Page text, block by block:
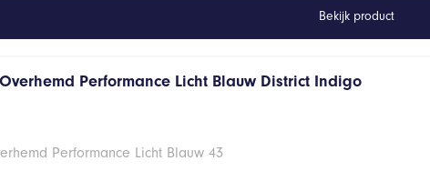
Bekijk product
Performance Licht Blauw District Indigo
Performance Licht Blauw 43